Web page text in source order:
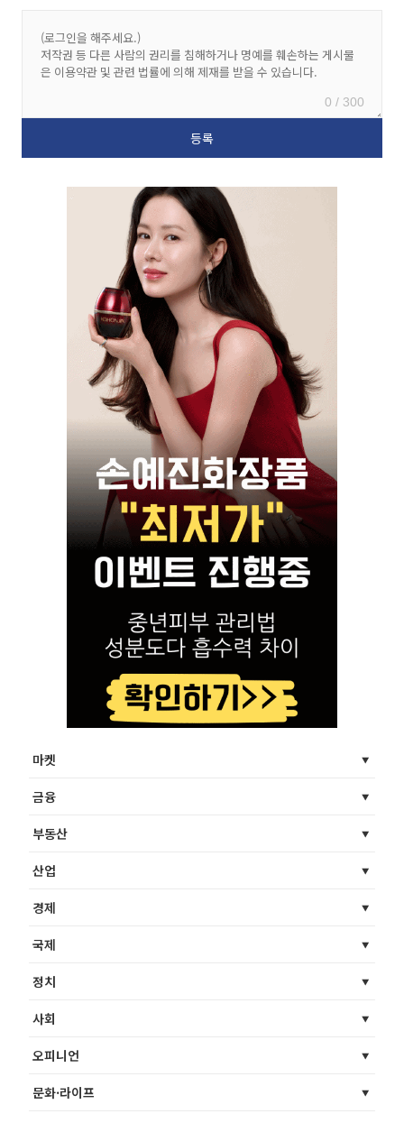
0 / 300
마켓
금융
부동산
산업
경제
국제
정치
사회
오피니언
문화·라이프